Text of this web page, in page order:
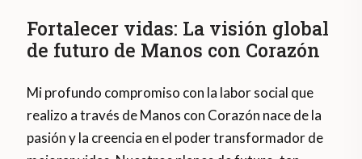
Fortalecer vidas: La visión global
de futuro de Manos con Corazón
Mi profundo compromiso con la labor social que
realizo a través de Manos con Corazón nace de la
pasión y la creencia en el poder transformador de